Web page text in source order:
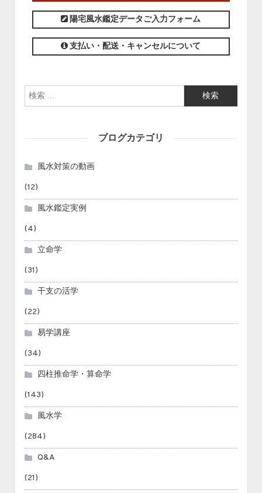
陽宅風水鑑定データご入力フォーム
支払い・配送・キャンセルについて
検索:
ブログカテゴリ
風水対策の動画
(12)
風水鑑定実例
(4)
立命学
(31)
干支の活学
(22)
易学講座
(34)
四柱推命学・算命学
(143)
風水学
(284)
Q&A
(21)